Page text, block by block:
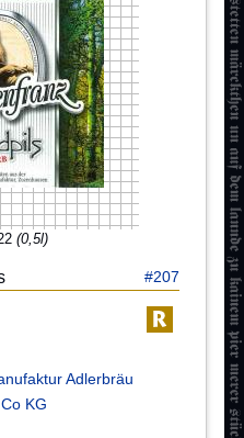
(0,5l)
#207
Adlerbräu
KG